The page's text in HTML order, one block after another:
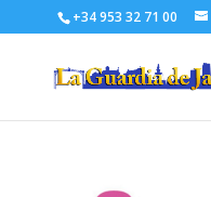
+34 953 32 71 00